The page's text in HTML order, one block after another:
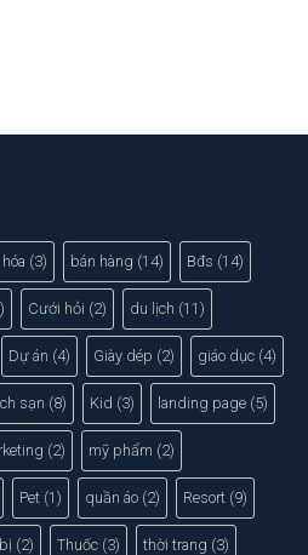
(3) bán hàng (14) Bđs (14)
Cưới hỏi (2) du lịch (11)
Dự án (4) Giày dép (2) giáo dục (4)
sạn (8) Kid (3) landing page (5)
(2) mỹ phẩm (2)
Pet (1) quần áo (2) Resort (9)
(2) Thuốc (3) thời trang (3)